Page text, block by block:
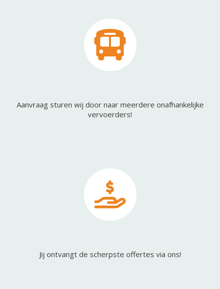
Aanvraag sturen wij door naar meerdere onafhankelijke
vervoerders!
Jij ontvangt de scherpste offertes via ons!